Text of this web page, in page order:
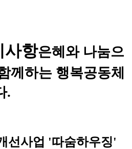
사항은혜와 나눔으
께하는 행복공동체
.
선사업 '따숨하우징'